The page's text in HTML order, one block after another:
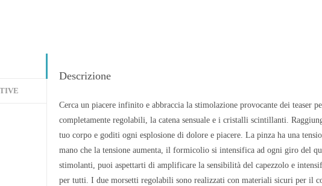
Descrizione
Cerca un piacere infinito e abbraccia la stimolazione provocante dei teaser
completamente regolabili, la catena sensuale e i cristalli scintillanti.
tuo corpo e goditi ogni esplosione di dolore e piacere. La pinza ha una
mano che la tensione aumenta, il formicolio si intensifica ad ogni giro del
stimolanti, puoi aspettarti di amplificare la sensibilità del capezzolo e
per tutti. I due morsetti regolabili sono realizzati con materiali sicuri per il